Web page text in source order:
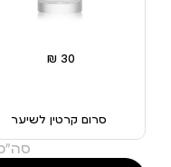
סרום קרטין לשיער